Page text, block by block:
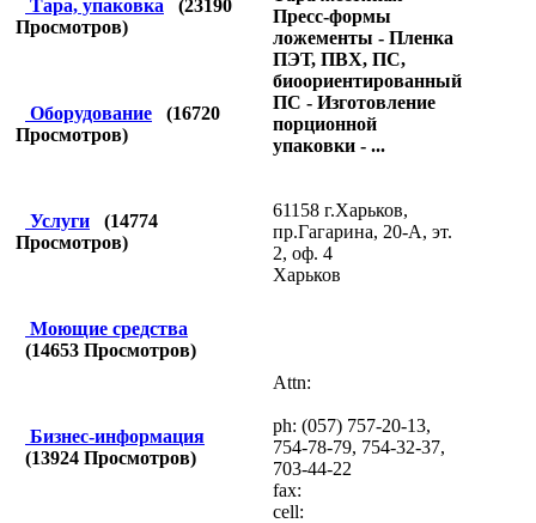
Тара, упаковка (23190
Просмотров)
Оборудование (16720
Просмотров)
Услуги (14774
Просмотров)
Моющие средства
(14653 Просмотров)
Бизнес-информация
(13924 Просмотров)
Пресс-формы
ложементы - Пленка
ПЭТ, ПВХ, ПС,
биоориентированный
ПС - Изготовление
порционной
упаковки - ...
61158 г.Харьков,
пр.Гагарина, 20-А, эт.
2, оф. 4
Харьков
Attn:
ph: (057) 757-20-13,
754-78-79, 754-32-37,
703-44-22
fax:
cell: